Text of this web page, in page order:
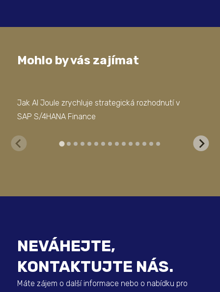
Mohlo by vás zajímat
Jak AI Joule zrychluje strategická rozhodnutí v
SAP S/4HANA Finance
NEVÁHEJTE,
KONTAKTUJTE NÁS.
Máte zájem o další informace nebo o nabídku pro